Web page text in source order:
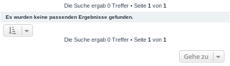
Die Suche ergab 0 Treffer • Seite 1 von 1
Es wurden keine passenden Ergebnisse gefunden.
Die Suche ergab 0 Treffer • Seite 1 von 1
Gehe zu